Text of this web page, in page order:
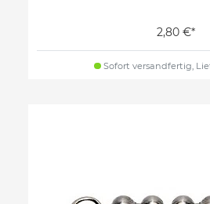
2,80 €*
Sofort versandfertig,